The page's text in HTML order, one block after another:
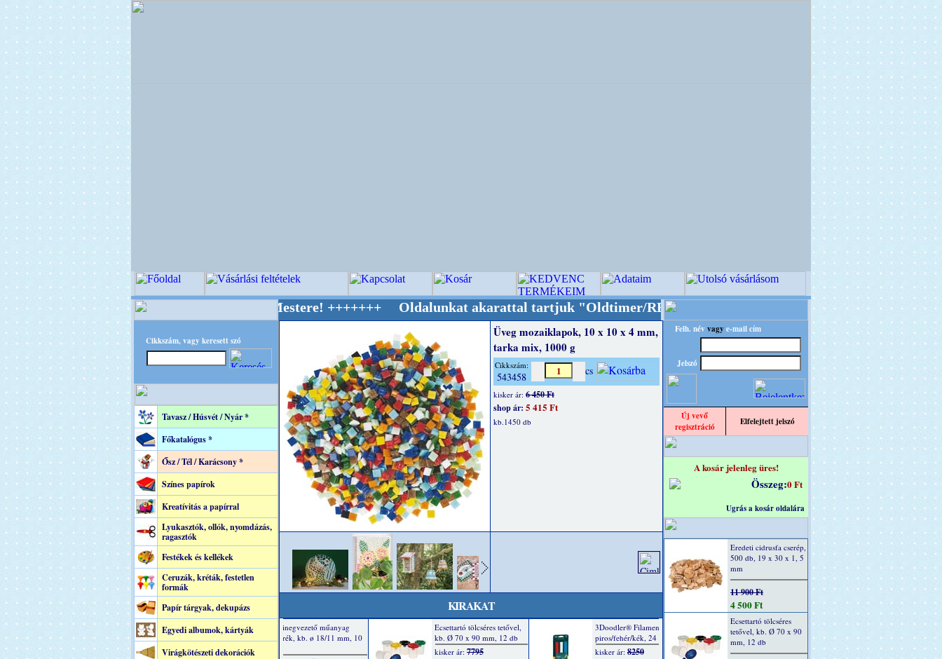
Cikkszám, vagy keresett szó
Tavasz / Húsvét / Nyár *
Főkatalógus *
Ősz / Tél / Karácsony *
Színes papírok
Kreatívitás a papírral
Lyukasztók, ollók, nyomdázás,
ragasztók
Festékek és kellékek
Ceruzák, kréták, festetlen
formák
Papír tárgyak, dekupázs
Egyedi albumok, kártyák
Virágkötészeti dekorációk
OPITEC - A Kreatív Világ Mestere! +++++++ Oldalunkat akarattal tartjuk "Oldtimer/RETRO" designba!
+++++++ OPITEC - A Kreatív
Üveg mozaiklapok, 10 x 10 x 4 mm,
tarka mix, 1000 g
Cikkszám:
543458 cs
kisker ár: 6 450 Ft
shop ár: 5 415 Ft
kb.1450 db
KIRAKAT
Felh. név vagy e-mail cím
Jelszó
Új vevő
regisztráció
Elfelejtett jelszó
A kosár jelenleg üres!
Összeg:0 Ft
Ugrás a kosár oldalára
Eredeti cidrusfa cserép,
500 db, 19 x 30 x 1, 5
mm
11 900 Ft
4 500 Ft
Ecsettartó tölcséres
tetővel, kb. Ø 70 x 90
mm, 12 db